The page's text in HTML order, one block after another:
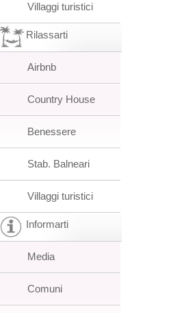
Villaggi turistici
Rilassarti
Airbnb
Country House
Benessere
Stab. Balneari
Villaggi turistici
Informarti
Media
Comuni